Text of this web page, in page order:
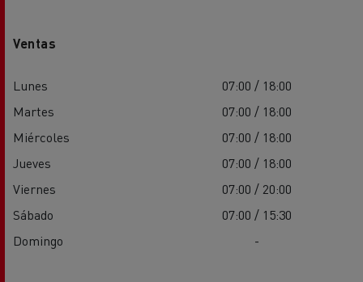
Ventas
Lunes
07:00 / 18:00
Martes
07:00 / 18:00
Miércoles
07:00 / 18:00
Jueves
07:00 / 18:00
Viernes
07:00 / 20:00
Sábado
07:00 / 15:30
Domingo
-